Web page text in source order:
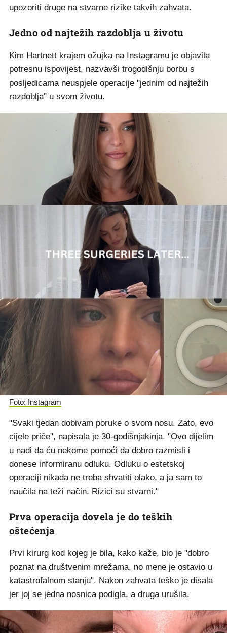
upozoriti druge na stvarne rizike takvih zahvata.
Jedno od najtežih razdoblja u životu
Kim Hartnett krajem ožujka na Instagramu je objavila
potresnu ispovijest, nazvavši trogodišnju borbu s
posljedicama neuspjele operacije "jednim od najtežih
razdoblja" u svom životu.
Foto: Instagram
"Svaki tjedan dobivam poruke o svom nosu. Zato, evo
cijele priče", napisala je 30-godišnjakinja. "Ovo dijelim
u nadi da ću nekome pomoći da dobro razmisli i
donese informiranu odluku. Odluku o estetskoj
operaciji nikada ne treba shvatiti olako, a ja sam to
naučila na teži način. Rizici su stvarni."
Prva operacija dovela je do teških
oštećenja
Prvi kirurg kod kojeg je bila, kako kaže, bio je "dobro
poznat na društvenim mrežama, no mene je ostavio u
katastrofalnom stanju". Nakon zahvata teško je disala
jer joj se jedna nosnica podigla, a druga urušila.